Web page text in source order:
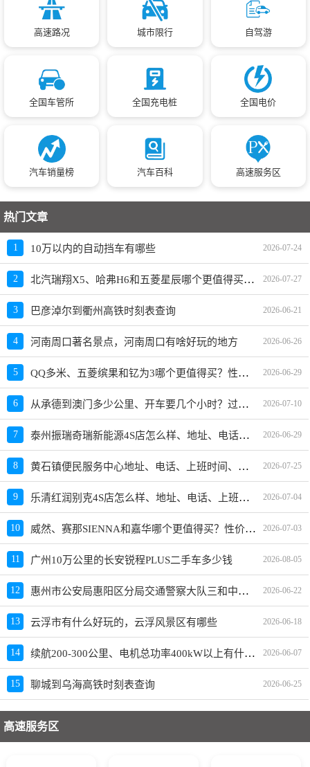
高速路况 城市限行 自驾游
全国车管所 全国充电桩 全国电价
汽车销量榜 汽车百科 高速服务区
热门文章
1 10万以内的自动挡车有哪些 2026-07-24
2 北汽瑞翔X5、哈弗H6和五菱星辰哪个更值得买？性价比、配置对比 2026-07-27
3 巴彦淖尔到衢州高铁时刻表查询 2026-06-21
4 河南周口著名景点，河南周口有啥好玩的地方 2026-06-26
5 QQ多米、五菱缤果和钇为3哪个更值得买？性价比、配置对比 2026-06-29
6 从承德到澳门多少公里、开车要几个小时？过路费、油费等 2026-07-10
7 泰州振瑞奇瑞新能源4S店怎么样、地址、电话、上班时间查询 2026-06-29
8 黄石镇便民服务中心地址、电话、上班时间、能处理违章吗 2026-07-25
9 乐清红润别克4S店怎么样、地址、电话、上班时间查询 2026-07-04
10 威然、赛那SIENNA和嘉华哪个更值得买？性价比、配置对比 2026-07-03
11 广州10万公里的长安锐程PLUS二手车多少钱 2026-08-05
12 惠州市公安局惠阳区分局交通警察大队三和中队地址、电话、上班时间、能处理违章吗 2026-06-22
13 云浮市有什么好玩的，云浮风景区有哪些 2026-06-18
14 续航200-300公里、电机总功率400kW以上有什么车推荐？哪款好？价格多少？ 2026-06-07
15 聊城到乌海高铁时刻表查询 2026-06-25
高速服务区